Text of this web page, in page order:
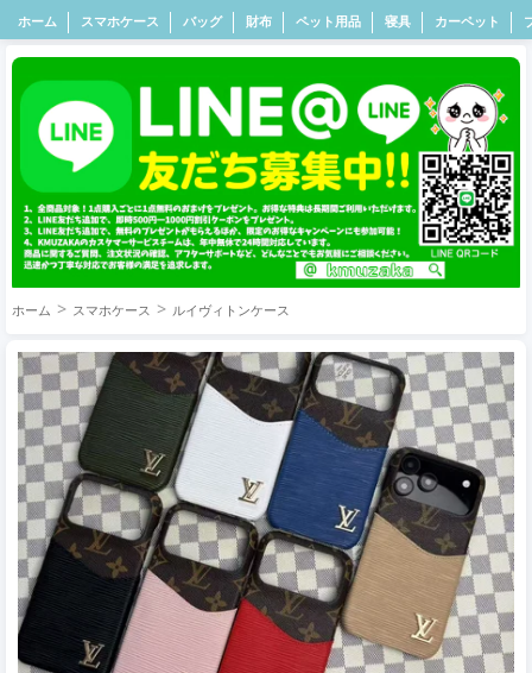
ホーム スマホケース バッグ 財布 ペット用品 寝具 カーペット
ホーム スマホケース ルイヴィトンケース